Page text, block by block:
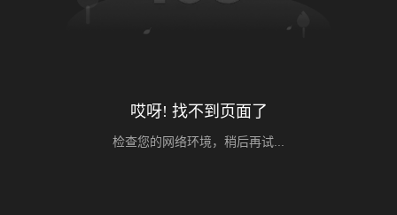
哎呀! 找不到页面了
检查您的网络环境，稍后再试...